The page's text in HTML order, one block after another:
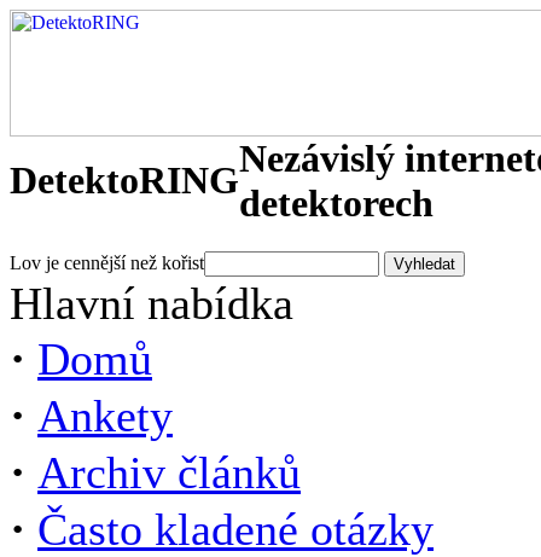
DetektoRINGNezávislý
detektorech
Lov je cennější než kořist
Hlavní nabídka
· Domů
· Ankety
· Archiv článků
· Často kladené otázky